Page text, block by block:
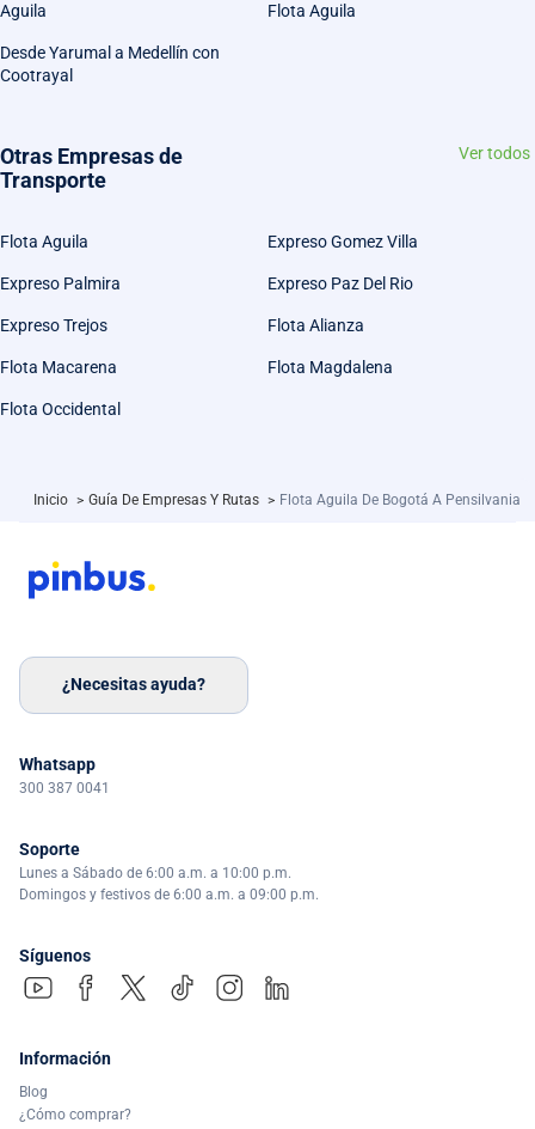
Aguila
Flota Aguila
Desde Yarumal a Medellín con
Cootrayal
Otras Empresas de
Transporte
Ver todos
Flota Aguila Expreso Gomez Villa
Expreso Palmira Expreso Paz Del Rio
Expreso Trejos Flota Alianza
Flota Macarena Flota Magdalena
Flota Occidental
Inicio > Guía De Empresas Y Rutas > Flota Aguila De Bogotá A Pensilvania
¿Necesitas ayuda?
Whatsapp
300 387 0041
Soporte
Lunes a Sábado de 6:00 a.m. a 10:00 p.m.
Domingos y festivos de 6:00 a.m. a 09:00 p.m.
Síguenos
Información
Blog
¿Cómo comprar?